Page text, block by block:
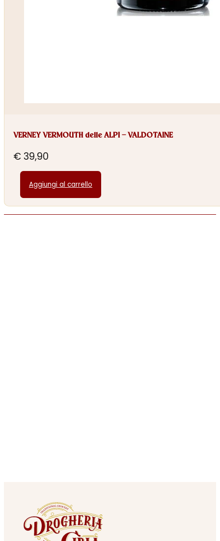
VERNEY VERMOUTH delle ALPI – VALDOTAINE
€39,90
Aggiungi al carrello